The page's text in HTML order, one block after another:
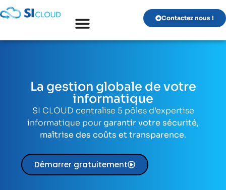
Contactez nous !
La gestion globale de votre
informatique
SI CLOUD centralise 5 pôles d’expertise
informatique pourgarantir votre sécurité,
maîtrise des coûts et transparence.
Démarrer gratuitement